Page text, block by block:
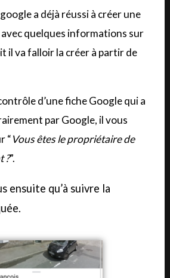
a déjà réussi à créer une
quelques informations sur
il va falloir la créer à partir de
d’une fiche Google qui a
par Google, il vous
“Vous êtes le propriétaire de
?”.
ensuite qu’à suivre la